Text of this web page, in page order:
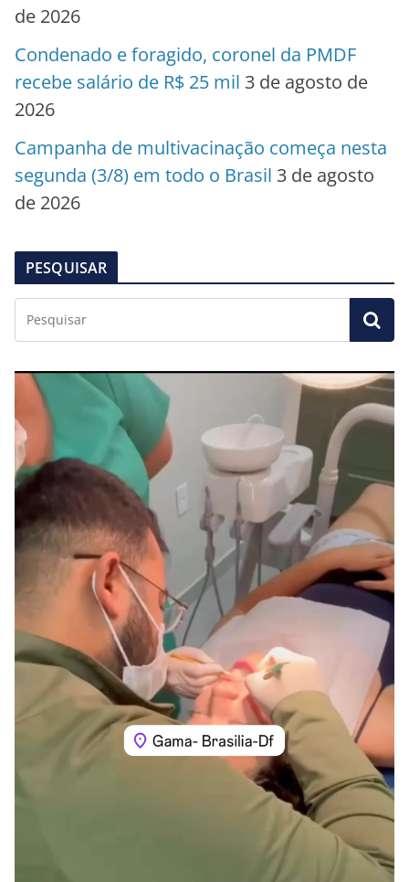
de 2026
Condenado e foragido, coronel da PMDF
recebe salário de R$ 25 mil 3 de agosto de
2026
Campanha de multivacinação começa nesta
segunda (3/8) em todo o Brasil 3 de agosto
de 2026
PESQUISAR